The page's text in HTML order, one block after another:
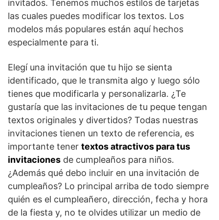
invitados. Tenemos muchos estilos de tarjetas
las cuales puedes modificar los textos. Los
modelos más populares están aquí hechos
especialmente para ti.
Elegí una invitación que tu hijo se sienta
identificado, que le transmita algo y luego sólo
tienes que modificarla y personalizarla. ¿Te
gustaría que las invitaciones de tu peque tengan
textos originales y divertidos? Todas nuestras
invitaciones tienen un texto de referencia, es
importante tener textos atractivos para tus
invitaciones de cumpleaños para niños.
¿Además qué debo incluir en una invitación de
cumpleaños? Lo principal arriba de todo siempre
quién es el cumpleañero, dirección, fecha y hora
de la fiesta y, no te olvides utilizar un medio de